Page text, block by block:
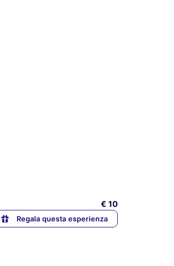
€ 10
Regala questa esperienza